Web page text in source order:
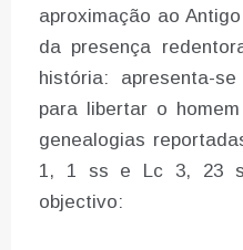
aproximação ao
da presença
história: apresenta-
para libertar o
genealogias
1, 1 ss e Lc 3, 23
objectivo: